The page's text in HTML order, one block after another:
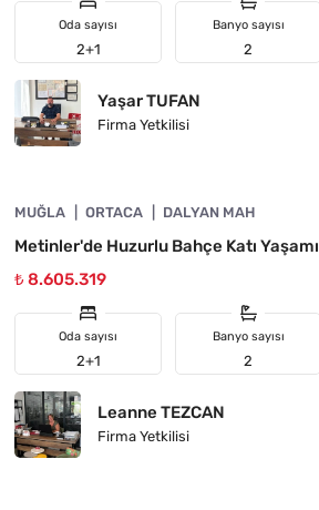
Oda sayısı
2+1
Banyo sayısı
2
Yaşar TUFAN
Firma Yetkilisi
MUĞLA ORTACA DALYAN MAH
Metinler'de Huzurlu Bahçe Katı Yaşamı
₺ 8.605.319
Oda sayısı
2+1
Banyo sayısı
2
Leanne TEZCAN
Firma Yetkilisi